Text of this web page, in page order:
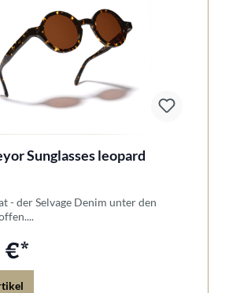
Sunglasses leopard
- der Selvage Denim unter den
€*